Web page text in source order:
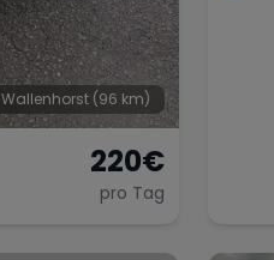
Wallenhorst (96 km)
220€
pro Tag